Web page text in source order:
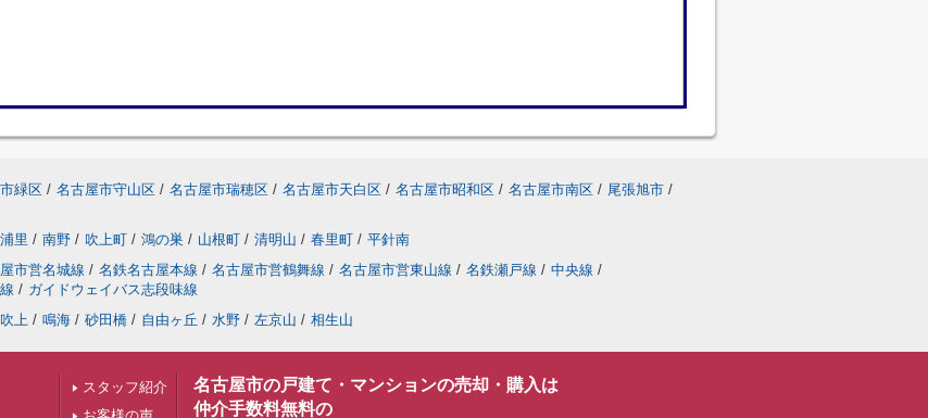
緑区 / 名古屋市守山区 / 名古屋市瑞穂区 / 名古屋市天白区 / 名古屋市昭和区 / 名古屋市南区 / 尾張旭市 /
浦里 / 南野 / 吹上町 / 鴻の巣 / 山根町 / 清明山 / 春里町 / 平針南
市営名城線 / 名鉄名古屋本線 / 名古屋市営鶴舞線 / 名古屋市営東山線 / 名鉄瀬戸線 / 中央線 /
/ ガイドウェイバス志段味線
吹上 / 鳴海 / 砂田橋 / 自由ヶ丘 / 水野 / 左京山 / 相生山
スタッフ紹介
名古屋市の戸建て・マンションの売却・購入は
仲介手数料無料の